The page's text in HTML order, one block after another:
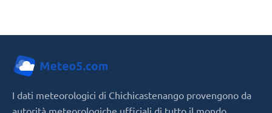
I dati meteorologici di Chichicastenango provengono da
autorità meteorologiche ufficiali di tutto il mondo,